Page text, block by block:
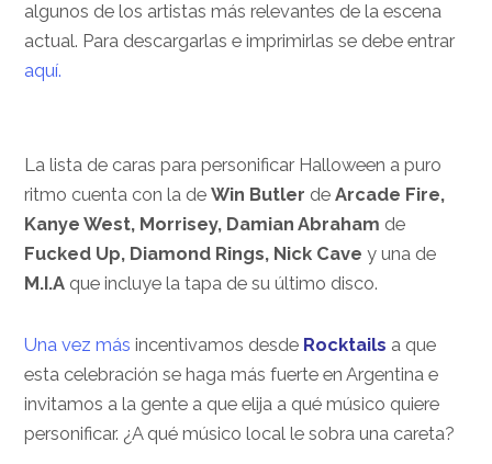
algunos de los artistas más relevantes de la escena
actual. Para descargarlas e imprimirlas se debe entrar
aquí.
La lista de caras para personificar Halloween a puro
ritmo cuenta con la deWin Butler deArcade Fire,
Kanye West, Morrisey, Damian Abraham de
Fucked Up, Diamond Rings, Nick Cave y una de
M.I.A que incluye la tapa de su último disco.
Una vez más incentivamos desde Rocktails a que
esta celebración se haga más fuerte en Argentina e
invitamos a la gente a que elija a qué músico quiere
personificar. ¿A qué músico local le sobra una careta?